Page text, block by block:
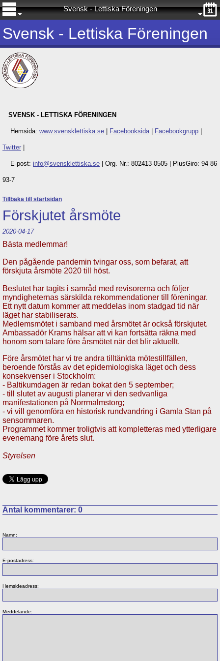
Svensk - Lettiska Föreningen
Svensk - Lettiska Föreningen
SVENSK - LETTISKA FÖRENINGEN
Hemsida: www.svensklettiska.se Facebooksida| Facebookgrupp
Twitter
E-post: info@svensklettiska.se Org. Nr.: 802413-0505 | PlusGiro: 94 86
93-7
Tillbaka till startsidan
Förskjutet årsmöte
2020-04-17
Bästa medlemmar!
Den pågående pandemin tvingar oss, som befarat, att
förskjuta årsmöte 2020 till höst.
Beslutet har tagits i samråd med revisorerna och följer
myndigheternas särskilda rekommendationer till föreningar.
Ett nytt datum kommer att meddelas inom stadgad tid när
läget har stabiliserats.
Medlemsmötet i samband med årsmötet är också förskjutet.
Ambassadör Krams hälsar att vi kan fortsätta räkna med
honom som talare före årsmötet när det blir aktuellt.
Före årsmötet har vi tre andra tilltänkta mötestillfällen,
beroende förstås av det epidemiologiska läget och dess
konsekvenser i Stockholm:
- Baltikumdagen är redan bokat den 5 september;
- till slutet av augusti planerar vi den sedvanliga
manifestationen på Norrmalmstorg;
- vi vill genomföra en historisk rundvandring i Gamla Stan på
sensommaren.
Programmet kommer troligtvis att kompletteras med ytterligare
evenemang före årets slut.
Styrelsen
Antal kommentarer: 0
Namn:
E-postadress:
Hemsideadress:
Meddelande: